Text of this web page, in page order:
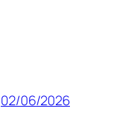
02/06/2026